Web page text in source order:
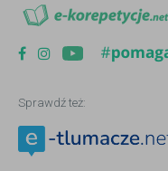
Sprawdź też: